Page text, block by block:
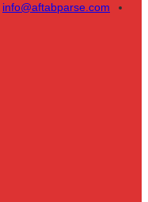
info@aftabparse.com